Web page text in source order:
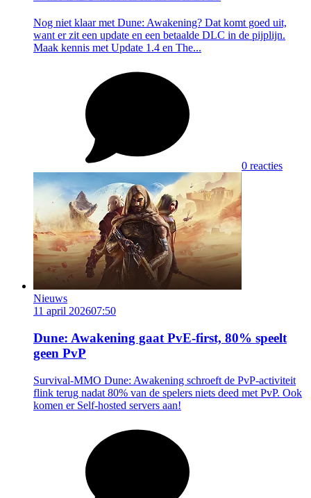
Nog niet klaar met Dune: Awakening? Dat komt goed uit,
want er zit een update en een betaalde DLC in de pijplijn.
Maak kennis met Update 1.4 en The...
0 reacties
Nieuws
11 april 202607:50
Dune: Awakening gaat PvE-first, 80% speelt
geen PvP
Survival-MMO Dune: Awakening schroeft de PvP-activiteit
flink terug nadat 80% van de spelers niets deed met PvP. Ook
komen er Self-hosted servers aan!